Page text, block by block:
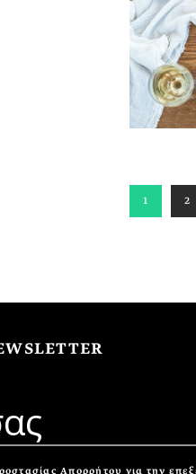
1 2
Απορρήτου για την